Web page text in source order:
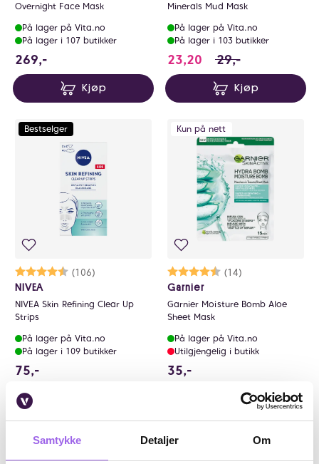
Samtykke Detaljer Om
Overnight Face Mask
På lager på Vita.no
På lager i 107 butikker
269,-
Kjøp
Minerals Mud Mask
På lager på Vita.no
På lager i 103 butikker
23,20 23.2 i stedet for 29
29,-
Kjøp
Bestselger
Karakter:
(106)
4.3 av 5 mulige
NIVEA
NIVEA Skin Refining Clear Up
Strips
På lager på Vita.no
På lager i 109 butikker
75,-
Kun på nett
Karakter:
(14)
4.9 av 5 mulige
Garnier
Garnier Moisture Bomb Aloe
Sheet Mask
På lager på Vita.no
Utilgjengelig i butikk
35,-
Kjøp